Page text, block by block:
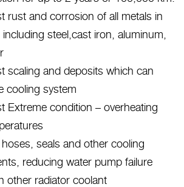
rust and corrosion of all metals in
steel,cast iron, aluminum,
scaling and deposits which can
cooling system
Extreme condition – overheating
seals and other cooling
reducing water pump failure
other radiator coolant